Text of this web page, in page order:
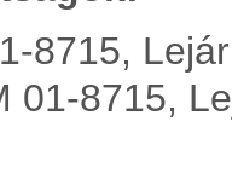
8715,
01-8715,